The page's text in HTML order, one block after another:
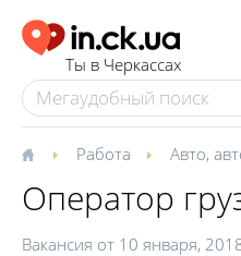
Ты в Черкассах
Работа Авто,
Оператор
Вакансия от 10 января,